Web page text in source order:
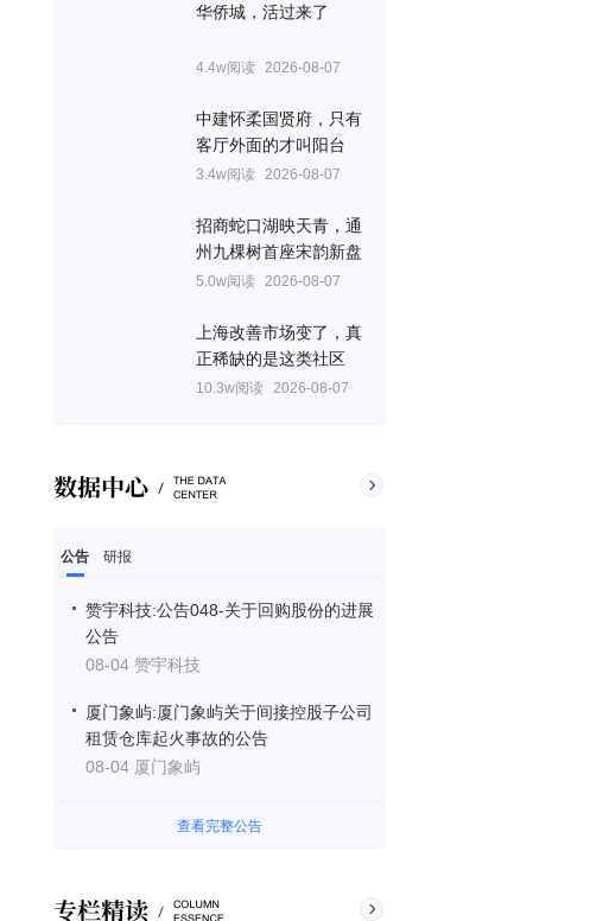
华侨城，活过来了
4.4w阅读 2026-08-07
中建怀柔国贤府，只有
客厅外面的才叫阳台
3.4w阅读 2026-08-07
招商蛇口湖映天青，通
州九棵树首座宋韵新盘
5.0w阅读 2026-08-07
上海改善市场变了，真
正稀缺的是这类社区
10.3w阅读 2026-08-07
公告 研报
赞宇科技:公告048-关于回购股份的进展
公告
08-04 赞宇科技
厦门象屿:厦门象屿关于间接控股子公司
租赁仓库起火事故的公告
08-04 厦门象屿
查看完整公告